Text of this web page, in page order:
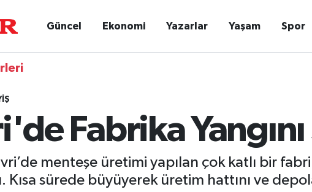
Güncel Ekonomi Yazarlar Yaşam Spor
Fabrika
menteşe üretimi yapılan çok katlı bir
Kısa sürede büyüyerek üretim hattını ve